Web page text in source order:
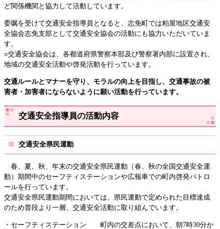
ど関係機関と協力して活動しています。
委嘱を受けて交通安全指導員となると、志免町では粕屋地区交通安
全協会志免支部として交通安全協会の活動にも協力いただいていま
す。
○交通安全協会は、各都道府県警察本部及び警察署内部に設置され、
地域の交通安全活動や啓発活動を行っています。
交通ルールとマナーを守り、モラルの向上を目指し、交通事故の被
害者・加害者にならないように願い活動を行っていま す。
交通安全指導員の活動内容
交通安全県民運動
春、夏、秋、年末の交通安全県民運動（春、秋の全国交通安全運
動）期間中のセーフティステーションや広報車での町内啓発パトロ
ールを行っています。
交通安全県民運動期間においては、県民運動で定められた目標達成
のため普段より一層、交通安全活動に取り組んでいます。
・セーフティステーション 町内の交差点において、朝7時30分か